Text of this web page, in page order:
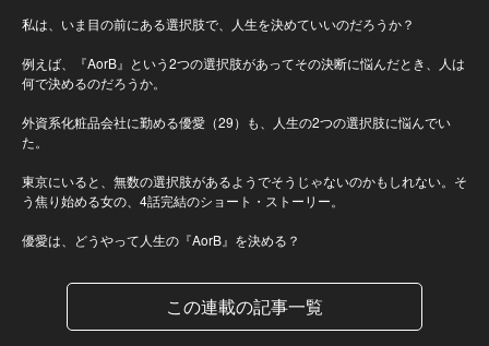
私は、いま目の前にある選択肢で、人生を決めていいのだろうか？
例えば、『AorB』という2つの選択肢があってその決断に悩んだとき、人は
何で決めるのだろうか。
外資系化粧品会社に勤める優愛（29）も、人生の2つの選択肢に悩んでい
た。
東京にいると、無数の選択肢があるようでそうじゃないのかもしれない。そ
う焦り始める女の、4話完結のショート・ストーリー。
優愛は、どうやって人生の『AorB』を決める？
この連載の記事一覧